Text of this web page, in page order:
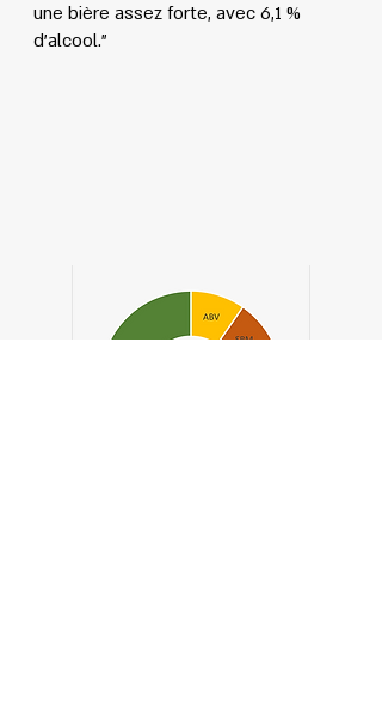
une bière assez forte, avec 6,1 %
d'alcool."